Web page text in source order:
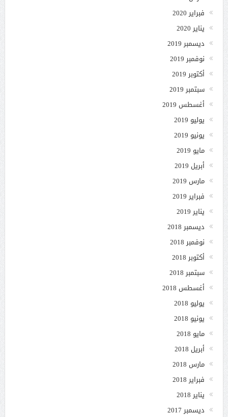
فبراير 2020
يناير 2020
ديسمبر 2019
نوفمبر 2019
أكتوبر 2019
سبتمبر 2019
أغسطس 2019
يوليو 2019
يونيو 2019
مايو 2019
أبريل 2019
مارس 2019
فبراير 2019
يناير 2019
ديسمبر 2018
نوفمبر 2018
أكتوبر 2018
سبتمبر 2018
أغسطس 2018
يوليو 2018
يونيو 2018
مايو 2018
أبريل 2018
مارس 2018
فبراير 2018
يناير 2018
ديسمبر 2017